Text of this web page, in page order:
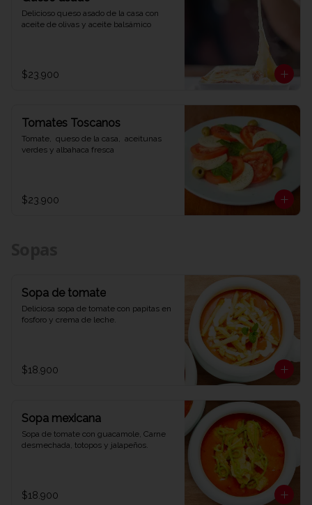
Delicioso queso asado de la casa con
aceite de olivas y aceite balsámico
$23.900
Tomates Toscanos
Tomate,  queso de la casa,  aceitunas
verdes y albahaca fresca
$23.900
Sopa de tomate
Deliciosa sopa de tomate con papitas en
fosforo y crema de leche.
$18.900
Sopa mexicana
Sopa de tomate con guacamole, Carne
desmechada, totopos y jalapeños.
$18.900